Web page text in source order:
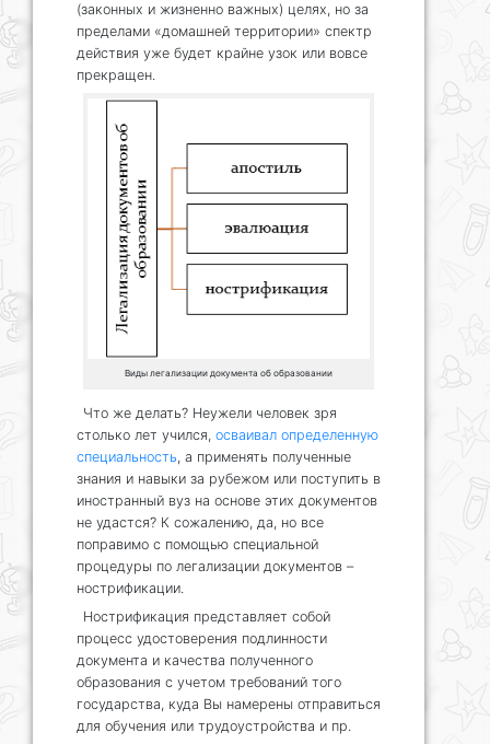
(законных и жизненно важных) целях, но за
пределами «домашней территории» спектр
действия уже будет крайне узок или вовсе
прекращен.
Виды легализации документа об образовании
Что же делать? Неужели человек зря
столько лет учился, осваивал определенную
специальность, а применять полученные
знания и навыки за рубежом или поступить в
иностранный вуз на основе этих документов
не удастся? К сожалению, да, но все
поправимо с помощью специальной
процедуры по легализации документов –
нострификации.
Нострификация представляет собой
процесс удостоверения подлинности
документа и качества полученного
образования с учетом требований того
государства, куда Вы намерены отправиться
для обучения или трудоустройства и пр.